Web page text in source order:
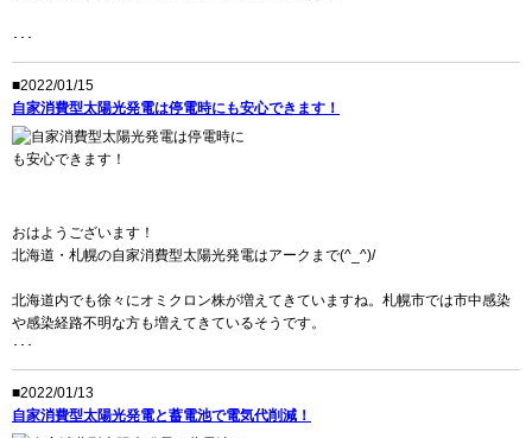
･･･
■2022/01/15
自家消費型太陽光発電は停電時にも安心できます！
おはようございます！
北海道・札幌の自家消費型太陽光発電はアークまで(^_^)/
北海道内でも徐々にオミクロン株が増えてきていますね。札幌市では市中感染
や感染経路不明な方も増えてきているそうです。
･･･
■2022/01/13
自家消費型太陽光発電と蓄電池で電気代削減！